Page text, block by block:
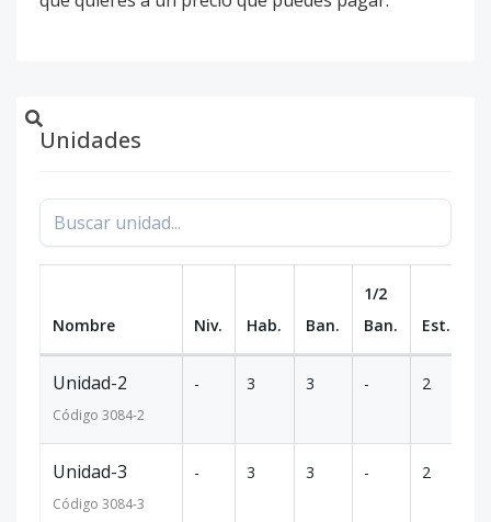
Unidades
Nombre Niv. Hab. Ban.
1/2
Ban.
Est.
Unidad-2
Código 3084-2
- 3 3 - 2
Unidad-3
Código 3084-3
- 3 3 - 2